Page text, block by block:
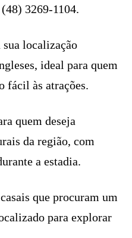
3269-1104.
sua localização
ideal para quem
fácil às atrações.
quem deseja
da região, com
a estadia.
que procuram um
para explorar